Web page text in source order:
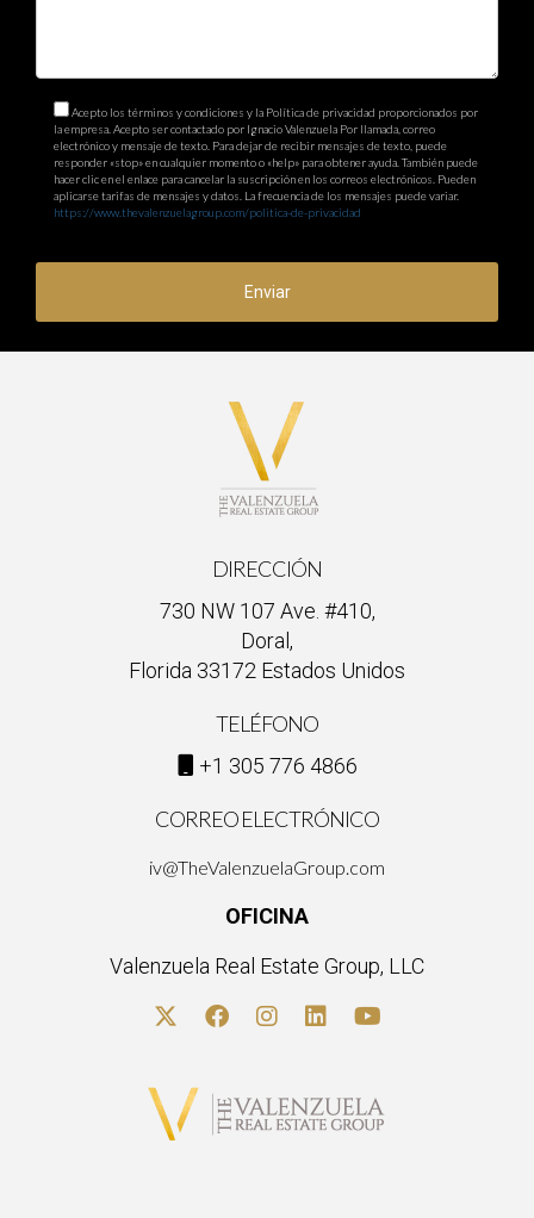
Acepto los términos y condiciones y la Política de privacidad proporcionados por
la empresa. Acepto ser contactado por Ignacio Valenzuela Por llamada, correo
electrónico y mensaje de texto. Para dejar de recibir mensajes de texto, puede
responder «stop» en cualquier momento o «help» para obtener ayuda. También puede
hacer clic en el enlace para cancelar la suscripción en los correos electrónicos. Pueden
aplicarse tarifas de mensajes y datos. La frecuencia de los mensajes puede variar.
https://www.thevalenzuelagroup.com/politica-de-privacidad
Enviar
DIRECCIÓN
730 NW 107 Ave. #410,
Doral,
Florida 33172 Estados Unidos
TELÉFONO
+1 305 776 4866
CORREO ELECTRÓNICO
iv@TheValenzuelaGroup.com
OFICINA
Valenzuela Real Estate Group, LLC